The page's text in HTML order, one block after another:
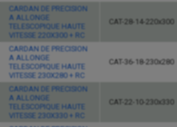
CARDAN DE PRECISION
A ALLONGE
TELESCOPIQUE HAUTE
VITESSE 220X300 + RC
CAT-28-14-220x300
CARDAN DE PRECISION
A ALLONGE
TELESCOPIQUE HAUTE
VITESSE 230X280 + RC
CAT-36-18-230x280
CARDAN DE PRECISION
A ALLONGE
TELESCOPIQUE HAUTE
VITESSE 230X330 + RC
CAT-22-10-230x330